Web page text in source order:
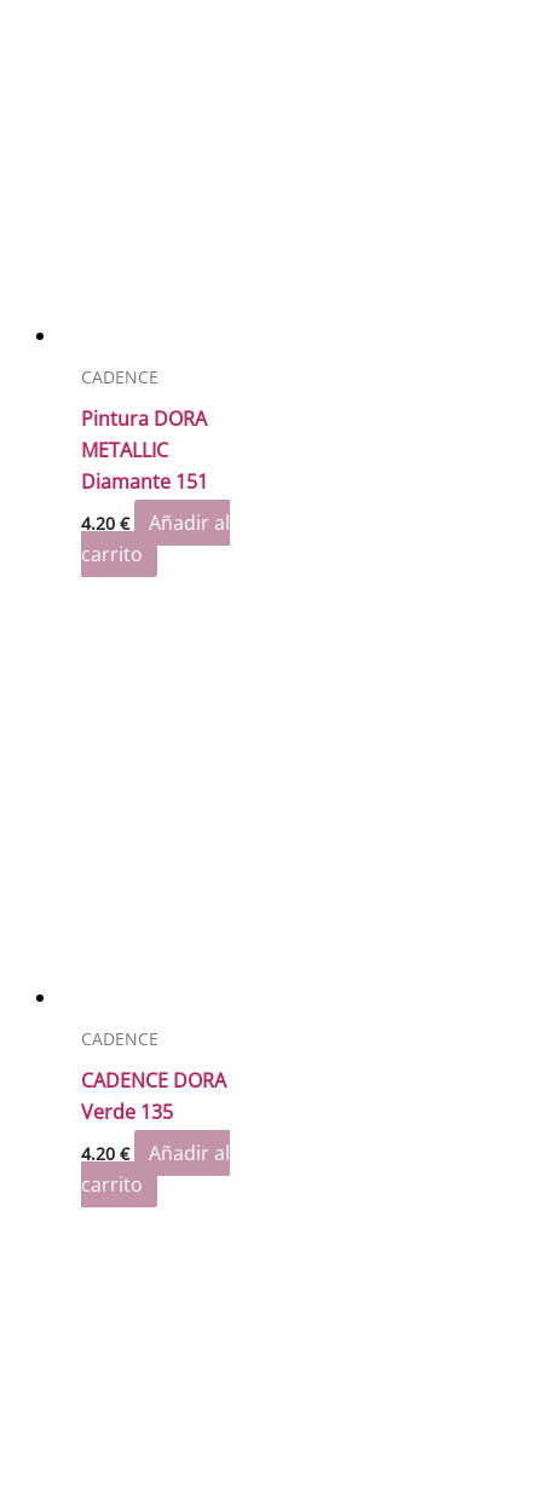
CADENCE
Pintura DORA
METALLIC
Diamante 151
4.20€
Añadir al
carrito
CADENCE
CADENCE DORA
Verde 135
4.20€
Añadir al
carrito